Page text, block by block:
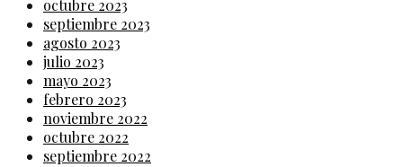
octubre 2023
septiembre 2023
agosto 2023
julio 2023
mayo 2023
febrero 2023
noviembre 2022
octubre 2022
septiembre 2022